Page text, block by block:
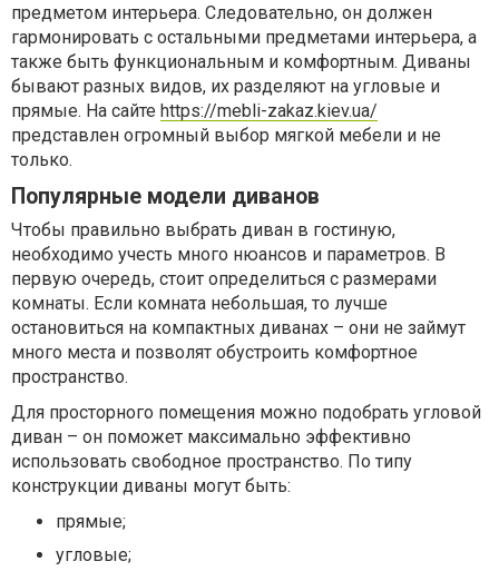
предметом интерьера. Следовательно, он должен
гармонировать с остальными предметами интерьера, а
также быть функциональным и комфортным. Диваны
бывают разных видов, их разделяют на угловые и
прямые. На сайте https://mebli-zakaz.kiev.ua/
представлен огромный выбор мягкой мебели и не
только.
Популярные модели диванов
Чтобы правильно выбрать диван в гостиную,
необходимо учесть много нюансов и параметров. В
первую очередь, стоит определиться с размерами
комнаты. Если комната небольшая, то лучше
остановиться на компактных диванах – они не займут
много места и позволят обустроить комфортное
пространство.
Для просторного помещения можно подобрать угловой
диван – он поможет максимально эффективно
использовать свободное пространство. По типу
конструкции диваны могут быть:
прямые;
угловые;